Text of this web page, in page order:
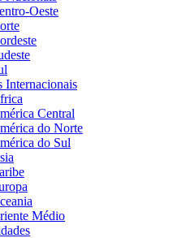
Oeste
Internacionais
Central
do Norte
do Sul
Médio